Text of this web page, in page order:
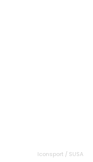
Iconsport / SUSA